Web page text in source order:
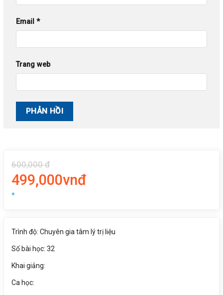
Email *
Trang web
600,000 đ
499,000vnđ
*
Trình độ: Chuyên gia tâm lý trị liệu
Số bài học: 32
Khai giảng:
Ca học: